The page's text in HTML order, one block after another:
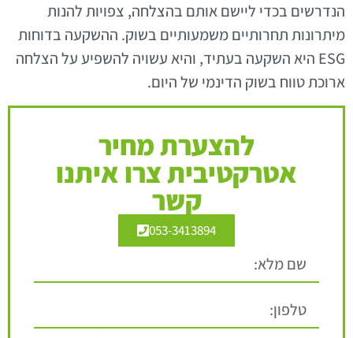
הנדרשים בכדי ליישם אותם בהצלחה, צפויות להנות
מיתרונות תחרותיים משמעותיים בשוק. ההשקעה בדוחות
ESG היא השקעה בעתיד, והיא עשויה להשפיע על הצלחה
ארוכת טווח בשוק הדינמי של היום.
להצערת מחיר
אטרקטיבית צרו איתנו
קשר
053-3413894